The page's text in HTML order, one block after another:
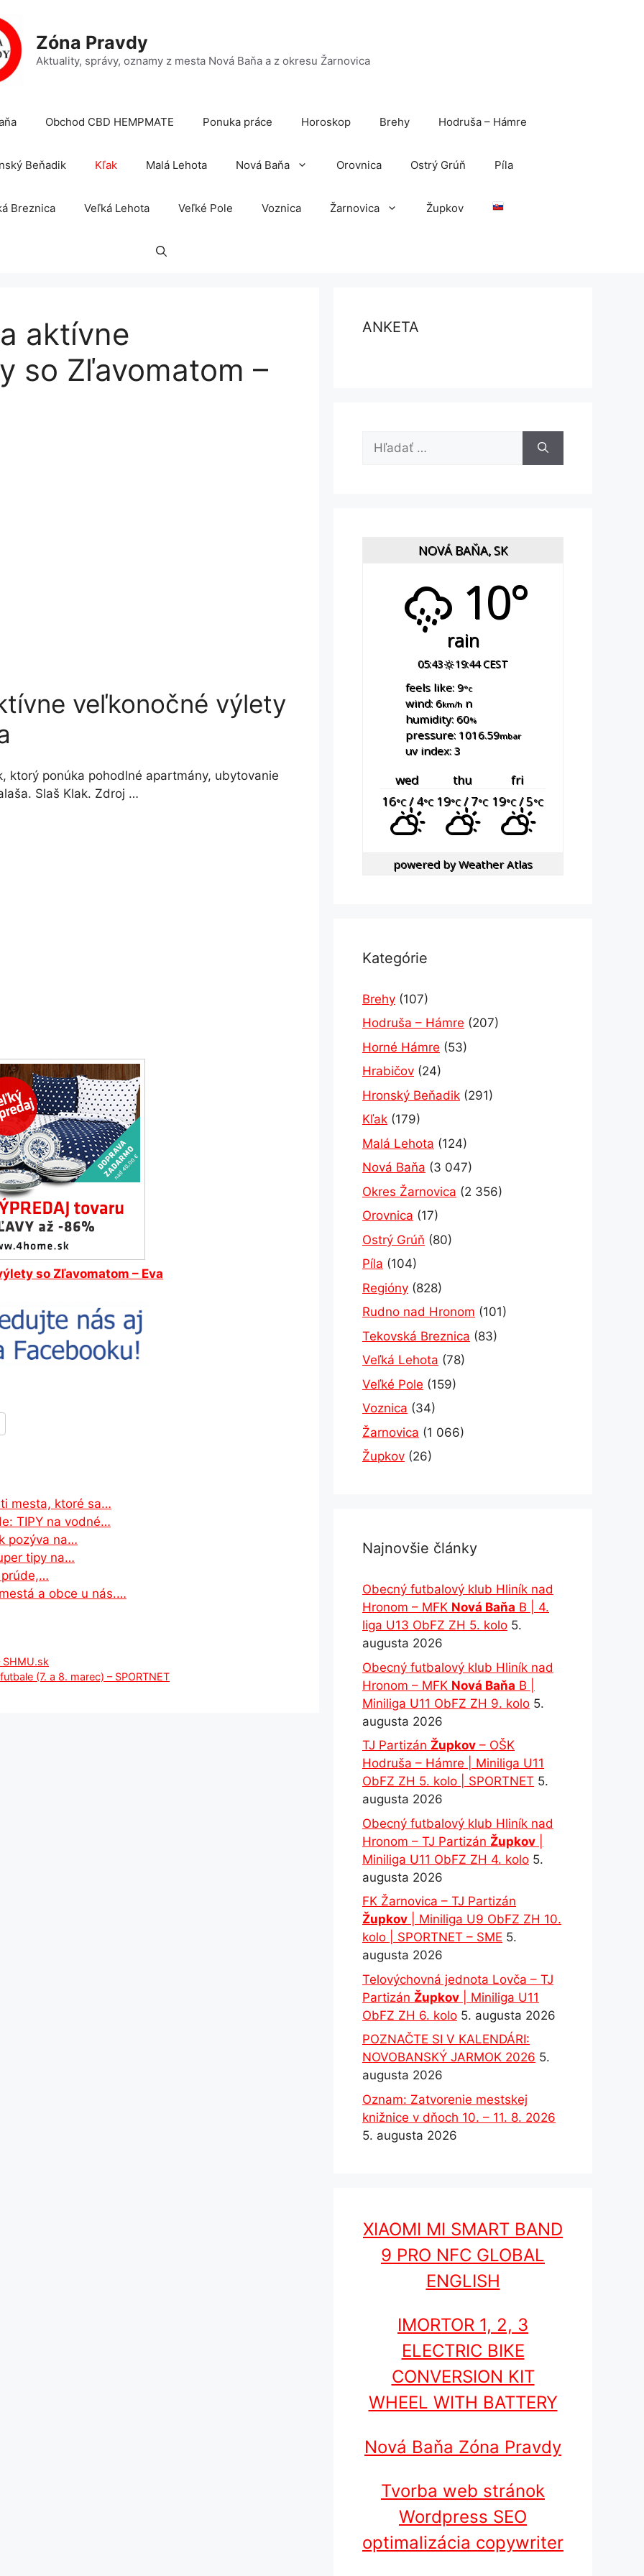
Zóna Pravdy
Aktuality, správy, oznamy z mesta Nová Baňa a z okresu Žarnovica
Obchod CBD HEMPMATE Ponuka práce Horoskop Brehy Hodruša – Hámre
Beňadik Kľak Malá Lehota Nová Baňa Orovnica Ostrý Grúň Píla
Breznica Veľká Lehota Veľké Pole Voznica Žarnovica Župkov
aktívne
so Zľavomatom –
veľkonočné výlety
ktorý ponúka pohodlné apartmány, ubytovanie
Slaš Klak. Zdroj …
so Zľavomatom – Eva
mesta, ktoré sa…
TIPY na vodné…
pozýva na…
tipy na…
prúde,…
a obce u nás.…
(7. a 8. marec) – SPORTNET
ANKETA
Hľadať:
NOVÁ BAŇA, SK
10°
rain
05:43 19:44 CEST
feels like: 9°c
wind: 6km/hn
humidity: 60%
pressure: 1016.59mbar
uv index: 3
wed thu
fri
16°C/ 4°C 19°C/ 7°C 19°C/ 5°C
powered byWeather Atlas
Kategórie
Brehy (107)
Hodruša – Hámre (207)
Horné Hámre (53)
Hrabičov (24)
Hronský Beňadik (291)
Kľak (179)
Malá Lehota (124)
Nová Baňa (3 047)
Okres Žarnovica (2 356)
Orovnica (17)
Ostrý Grúň (80)
Píla (104)
Regióny (828)
Rudno nad Hronom (101)
Tekovská Breznica (83)
Veľká Lehota (78)
Veľké Pole (159)
Voznica (34)
Žarnovica (1 066)
Župkov (26)
Najnovšie články
Obecný futbalový klub Hliník nad
Hronom – MFK Nová Baňa B | 4.
liga U13 ObFZ ZH 5. kolo 5.
augusta 2026
Obecný futbalový klub Hliník nad
Hronom – MFK Nová Baňa B |
Miniliga U11 ObFZ ZH 9. kolo 5.
augusta 2026
TJ Partizán Župkov – OŠK
Hodruša – Hámre | Miniliga U11
ObFZ ZH 5. kolo | SPORTNET 5.
augusta 2026
Obecný futbalový klub Hliník nad
Hronom – TJ Partizán Župkov
Miniliga U11 ObFZ ZH 4. kolo 5.
augusta 2026
FK Žarnovica – TJ Partizán
Župkov | Miniliga U9 ObFZ ZH 10.
kolo | SPORTNET – SME 5.
augusta 2026
Telovýchovná jednota Lovča – TJ
Partizán Župkov | Miniliga U11
ObFZ ZH 6. kolo 5. augusta 2026
POZNAČTE SI V KALENDÁRI:
NOVOBANSKÝ JARMOK 2026 5.
augusta 2026
Oznam: Zatvorenie mestskej
knižnice v dňoch 10. – 11. 8. 2026
5. augusta 2026
XIAOMI MI SMART BAND
9 PRO NFC GLOBAL
ENGLISH
IMORTOR 1, 2, 3
ELECTRIC BIKE
CONVERSION KIT
WHEEL WITH BATTERY
Nová Baňa Zóna Pravdy
Tvorba web stránok
Wordpress SEO
optimalizácia copywriter